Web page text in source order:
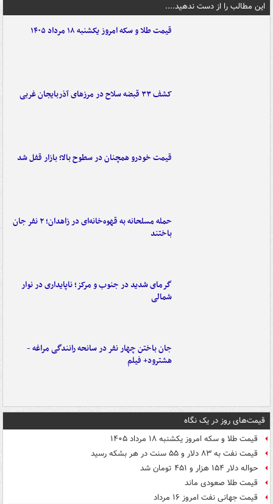
این مطالب را از دست ندهید....
قیمت طلا و سکه امروز یکشنبه ۱۸ مرداد ۱۴۰۵
کشف ۳۳ قبضه سلاح در مرزهای آذربایجان غربی
قیمت خودرو همچنان در سطوح بالا؛ بازار قفل شد
حمله مسلحانه به قهوه‌خانه‌ای در زاهدان؛ ۲ نفر جان
باختند
گرمای شدید در جنوب و مرکز؛ ناپایداری در نوار
شمالی
جان باختن چهار نفر در سانحه رانندگی مراغه -
هشترود+ فیلم
قیمت‌های روز در یک نگاه
قیمت طلا و سکه امروز یکشنبه ۱۸ مرداد ۱۴۰۵
قیمت نفت به ۸۳ دلار و ۵۵ سنت در هر بشکه رسید
حواله دلار ۱۵۴ هزار و ۴۵۱ تومان شد
قیمت طلا صعودی ماند
قیمت جهانی نفت امروز ۱۶ مرداد